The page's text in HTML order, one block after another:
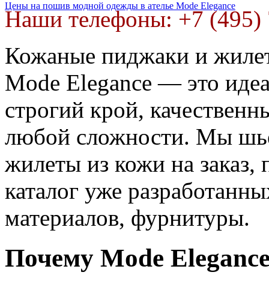
Цены на пошив модной одежды в ателье Mode Elegance
Наши телефоны: +7 (495)
Кожаные пиджаки и
Mode Elegance — это
строгий крой,
любой сложности. Мы
жилеты из кожи на заказ,
каталог уже
материалов, фурнитуры.
Почему Mode